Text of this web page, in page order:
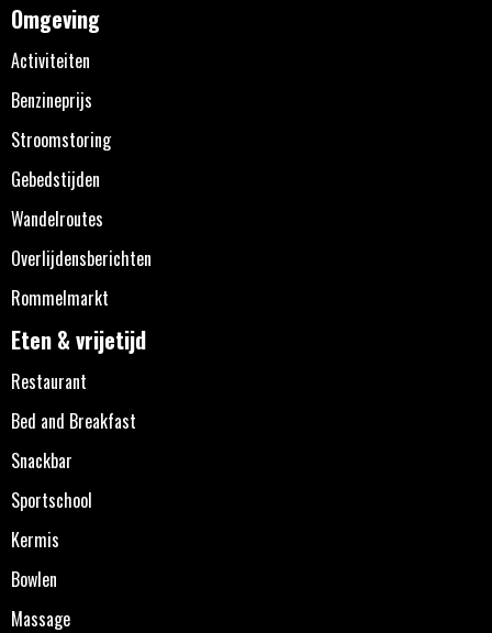
Omgeving
Activiteiten
Benzineprijs
Stroomstoring
Gebedstijden
Wandelroutes
Overlijdensberichten
Rommelmarkt
Eten & vrijetijd
Restaurant
Bed and Breakfast
Snackbar
Sportschool
Kermis
Bowlen
Massage